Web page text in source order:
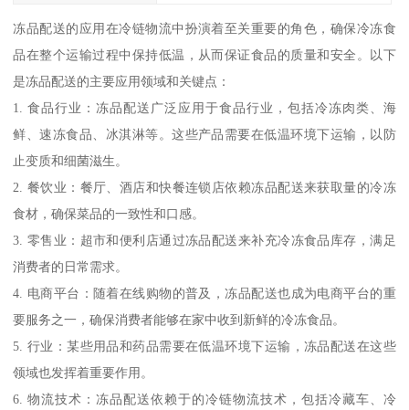
冻品配送的应用在冷链物流中扮演着至关重要的角色，确保冷冻食
品在整个运输过程中保持低温，从而保证食品的质量和安全。以下
是冻品配送的主要应用领域和关键点：
1. 食品行业：冻品配送广泛应用于食品行业，包括冷冻肉类、海
鲜、速冻食品、冰淇淋等。这些产品需要在低温环境下运输，以防
止变质和细菌滋生。
2. 餐饮业：餐厅、酒店和快餐连锁店依赖冻品配送来获取量的冷冻
食材，确保菜品的一致性和口感。
3. 零售业：超市和便利店通过冻品配送来补充冷冻食品库存，满足
消费者的日常需求。
4. 电商平台：随着在线购物的普及，冻品配送也成为电商平台的重
要服务之一，确保消费者能够在家中收到新鲜的冷冻食品。
5. 行业：某些用品和药品需要在低温环境下运输，冻品配送在这些
领域也发挥着重要作用。
6. 物流技术：冻品配送依赖于的冷链物流技术，包括冷藏车、冷